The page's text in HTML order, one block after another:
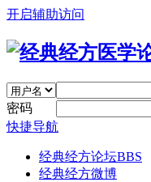
开启辅助访问
密码
快捷导航
经典经方论坛BBS
经典经方微博